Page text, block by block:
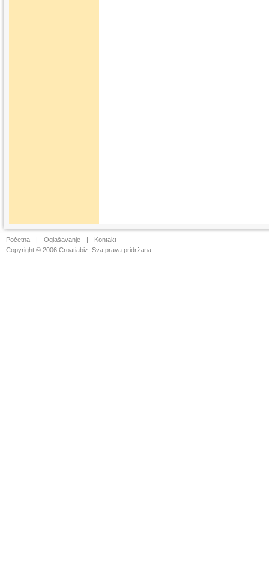
Početna | Oglašavanje |
Kontakt
Copyright © 2006 Croatiabiz. Sva prava pridržana.